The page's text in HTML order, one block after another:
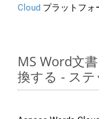
Cloud プラットフォ
MS Word文
換する - ス